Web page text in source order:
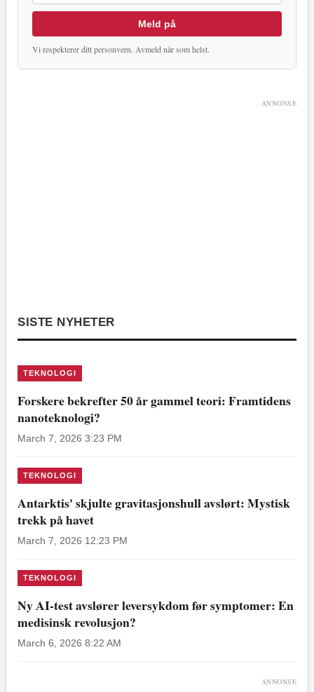
Meld på
Vi respekterer ditt personvern. Avmeld når som helst.
ANNONSE
SISTE NYHETER
TEKNOLOGI
Forskere bekrefter 50 år gammel teori: Framtidens
nanoteknologi?
March 7, 2026 3:23 PM
TEKNOLOGI
Antarktis' skjulte gravitasjonshull avslørt: Mystisk
trekk på havet
March 7, 2026 12:23 PM
TEKNOLOGI
Ny AI-test avslører leversykdom før symptomer: En
medisinsk revolusjon?
March 6, 2026 8:22 AM
ANNONSE